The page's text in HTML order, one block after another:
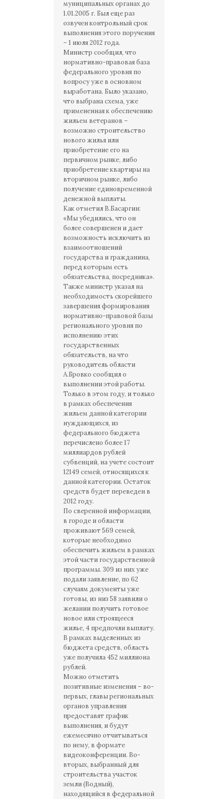
муниципальных органах до
1.01.2005 г. Был еще раз
озвучен контрольный срок
выполнения этого поручения
– 1 июля 2012 года.
Министр сообщил, что
нормативно-правовая база
федерального уровня по
вопросу уже в основном
выработана. Было указано,
что выбрана схема, уже
примененная к обеспечению
жильем ветеранов –
возможно строительство
нового жилья или
приобретение его на
первичном рынке, либо
приобретение квартиры на
вторичном рынке, либо
получение единовременной
денежной выплаты.
Как отметил В.Басаргин:
«Мы убедились, что он
более совершенен и дает
возможность исключить из
взаимоотношений
государства и гражданина,
перед которым есть
обязательства, посредника».
Также министр указал на
необходимость скорейшего
завершения формирования
нормативно-правовой базы
регионального уровня по
исполнению этих
государственных
обязательств, на что
руководитель области
А.Бровко сообщил о
выполнении этой работы.
Только в этом году, и только
в рамках обеспечения
жильем данной категории
нуждающихся, из
федерального бюджета
перечислено более 17
миллиардов рублей
субвенций, на учете состоит
12149 семей, относящихся к
данной категории. Остаток
средств будет переведен в
2012 году.
По сверенной информации,
в городе и области
проживают 569 семей,
которые необходимо
обеспечить жильем в рамках
этой части государственной
программы. 309 из них уже
подали заявление, по 62
случаям документы уже
готовы, из низ 58 заявили о
желании получить готовое
новое или строящееся
жилье, 4 предпочли выплату.
В рамках выделенных из
бюджета средств, область
уже получила 452 миллиона
рублей.
Можно отметить
позитивные изменения – во-
первых, главы региональных
органов управления
предоставят график
выполнения, и будут
ежемесячно отчитываться
по нему, в формате
видеоконференции. Во-
вторых, выбранный для
строительства участок
земли (Водный),
находящийся в федеральной